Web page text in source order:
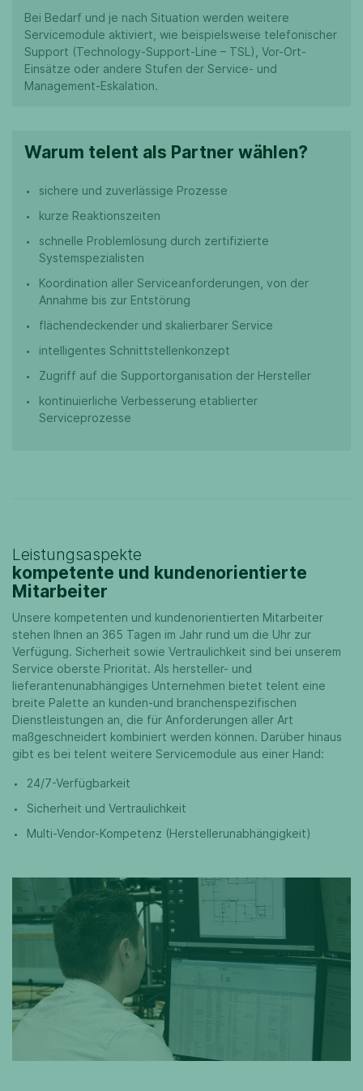
Bei Bedarf und je nach Situation werden weitere
Servicemodule aktiviert, wie beispielsweise telefonischer
Support (Technology-Support-Line – TSL), Vor-Ort-
Einsätze oder andere Stufen der Service- und
Management-Eskalation.
Warum telent als Partner wählen?
sichere und zuverlässige Prozesse
kurze Reaktionszeiten
schnelle Problemlösung durch zertifizierte
Systemspezialisten
Koordination aller Serviceanforderungen, von der
Annahme bis zur Entstörung
flächendeckender und skalierbarer Service
intelligentes Schnittstellenkonzept
Zugriff auf die Supportorganisation der Hersteller
kontinuierliche Verbesserung etablierter
Serviceprozesse
Leistungsaspekte
kompetente und kundenorientierte
Mitarbeiter
Unsere kompetenten und kundenorientierten Mitarbeiter
stehen Ihnen an 365 Tagen im Jahr rund um die Uhr zur
Verfügung. Sicherheit sowie Vertraulichkeit sind bei unserem
Service oberste Priorität. Als hersteller- und
lieferantenunabhängiges Unternehmen bietet telent eine
breite Palette an kunden-und branchenspezifischen
Dienstleistungen an, die für Anforderungen aller Art
maßgeschneidert kombiniert werden können. Darüber hinaus
gibt es bei telent weitere Servicemodule aus einer Hand:
24/7-Verfügbarkeit
Sicherheit und Vertraulichkeit
Multi-Vendor-Kompetenz (Herstellerunabhängigkeit)